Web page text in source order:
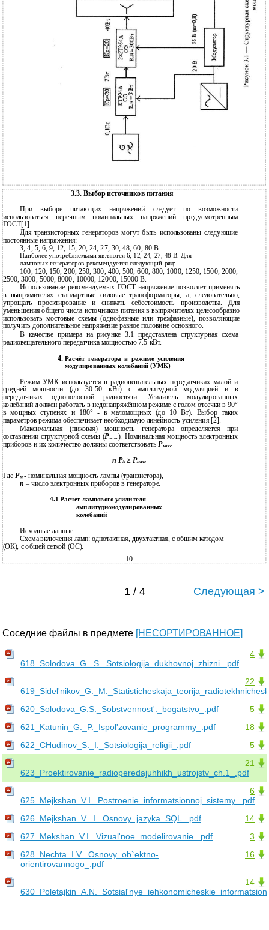
3.3. Выбор источников питания
При выборе питающих напряжений следует по возможности
использоваться перечным номинальных напряжений предусмотренным
ГОСТ[1].
Для транзисторных генераторов могут быть использованы следующие
постоянные напряжения:
3, 4, 5, 6, 9, 12, 15, 20, 24, 27, 30, 48, 60, 80 В.
Наиболее употребляемыми являются 6, 12, 24, 27, 48 В. Для
ламповых генераторов рекомендуется следующий ряд:
100, 120, 150, 200, 250, 300, 400, 500, 600, 800, 1000, 1250, 1500, 2000,
2500, 3000, 5000, 8000, 10000, 12000, 15000 В.
Использование рекомендуемых ГОСТ напряжение позволяет применять
в выпрямителях стандартные силовые трансформаторы, а, следовательно,
упрощать проектирование и снижать себестоимость производства. Для
уменьшения общего числа источников питания в выпрямителях целесообразно
использовать мостовые схемы (однофазные или трёхфазные), позволяющие
получить дополнительное напряжение равное половине основного.
В качестве примера на рисунке 3.1 представлена структурная схема
радиовещательного передатчика мощностью 7.5 кВт.
4. Расчёт генератора в режиме усиления
модулированных колебаний (УМК)
Режим УМК используется в радиовещательных передатчиках малой и
средней мощности (до 30-50 кВт) с амплитудной модуляцией и в
передатчиках однополосной радиосвязи. Усилитель модулированных
колебаний должен работать в недонапряжённом режиме с голом отсечки в 90°
в мощных ступенях и 180° - в маломощных (до 10 Вт). Выбор таких
параметров режима обеспечивает необходимую линейность усиления [2].
Максимальная (пиковая) мощность генератора определяется при
составлении структурной схемы (Pмакс). Номинальная мощность электронных
приборов и их количество должны соответствоватьPмакс
n PN≥ Pмакс
ГдеPN- номинальная мощность лампы (транзистора),
n– число электронных приборов в генераторе.
4.1 Расчет лампового усилителя
амплитудномодулированных
колебаний
Исходные данные:
Схема включения ламп: однотактная, двухтактная, с общим катодом
(ОК), с общей сеткой (ОС).
10
1 / 4 Следующая >
Соседние файлы в предмете [НЕСОРТИРОВАННОЕ]
4
618_Solodova_G._S._Sotsiologija_dukhovnoj_zhizni_.pdf
22
5
620_Solodova_G.S._Sobstvennost'._bogatstvo_.pdf
18
621_Katunin_G._P._Ispol'zovanie_programmy_.pdf
5
622_CHudinov_S._I._Sotsiologija_religii_.pdf
21
623_Proektirovanie_radioperedajuhhikh_ustrojstv_ch.1_.pdf
6
625_Mejkshan_V.I._Postroenie_informatsionnoj_sistemy_.pdf
14
626_Mejkshan_V._I._Osnovy_jazyka_SQL_.pdf
3
627_Mekshan_V.I._Vizual'noe_modelirovanie_.pdf
16
628_Nechta_I.V._Osnovy_ob`ektno-
orientirovannogo_.pdf
14